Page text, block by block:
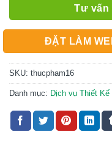
Tư vấn
ĐẶT LÀM
SKU: thucpham16
Danh mục: Dịch vụ Thiết